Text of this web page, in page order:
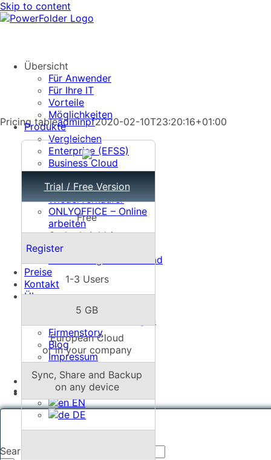
Skip to content
Übersicht
Für Anwender
Für Ihre IT
Vorteile
Möglichkeiten
Produkte
Vergleichen
Enterprise (EFSS)
Business Cloud
Bildung & Forschung
Partnerschaft und
Wiederverkäufer
ONLYOFFICE – Online
arbeiten
Outlook Add-in
Cloud Malware Protect
Anwendungen Download
Preise
Kontakt
Über uns
Support
Stellenausschreibungen
Firmenstory
Blog
Impressum
Open Source
Login
Account erstellen
DE
EN
DE
Search for:
Pricing tableadminpf2020-02-10T23:20:16+01:00
Trial / Free Version
Free
Register
1-3 Users
5 GB
European Cloud
or in your company
Sync, Share and Backup
on any device